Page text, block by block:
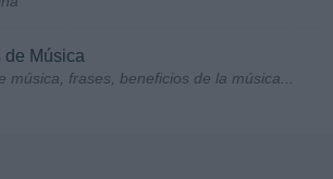
de Música
música, frases, beneficios de la música...